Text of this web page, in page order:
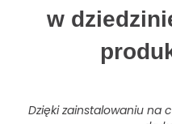
w
Dzięki zainstalowaniu na